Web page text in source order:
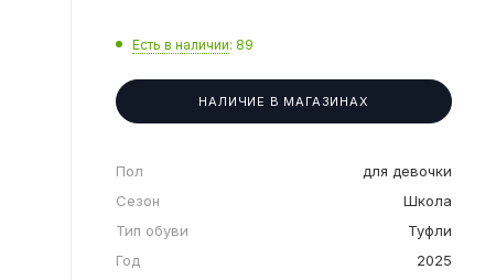
Есть в наличии: 89
НАЛИЧИЕ В МАГАЗИНАХ
Пол
для девочки
Сезон
Школа
Тип обуви
Туфли
Год
2025